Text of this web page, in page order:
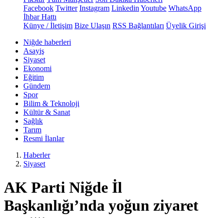
Facebook Twitter Instagram Linkedin Youtube WhatsApp
İhbar Hattı
Künye / İletişim Bize Ulaşın RSS Bağlantıları Üyelik Girişi
Niğde haberleri
Asayiş
Siyaset
Ekonomi
Eğitim
Gündem
Spor
Bilim & Teknoloji
Kültür & Sanat
Sağlık
Tarım
Resmi İlanlar
Haberler
Siyaset
AK Parti Niğde İl
Başkanlığı’nda yoğun ziyaret